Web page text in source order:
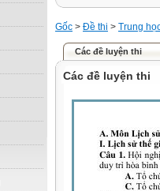
Gốc > Đề thi > Trung
Các đề luyện thi
Các đề luyện thi